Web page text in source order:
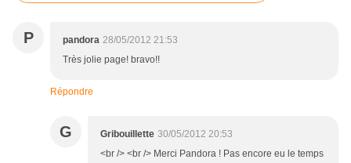
P pandora 28/05/2012 21:53
Très jolie page! bravo!!
Répondre
G Gribouillette 30/05/2012 20:53
<br /> <br /> Merci Pandora ! Pas encore eu le temps